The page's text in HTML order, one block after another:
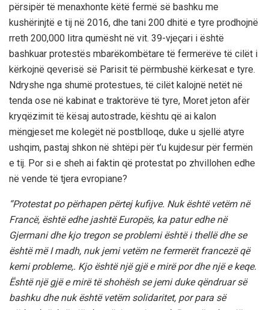
përsipër të menaxhonte këtë fermë së bashku me
kushërinjtë e tij në 2016, dhe tani 200 dhitë e tyre prodhojnë
rreth 200,000 litra qumësht në vit. 39-vjeçari i është
bashkuar protestës mbarëkombëtare të fermerëve të cilët i
kërkojnë qeverisë së Parisit të përmbushë kërkesat e tyre.
Ndryshe nga shumë protestues, të cilët kalojnë netët në
tenda ose në kabinat e traktorëve të tyre, Moret jeton afër
kryqëzimit të kësaj autostrade, kështu që ai kalon
mëngjeset me kolegët në postblloqe, duke u sjellë atyre
ushqim, pastaj shkon në shtëpi për t’u kujdesur për fermën
e tij. Por si e sheh ai faktin që protestat po zhvillohen edhe
në vende të tjera evropiane?
“Protestat po përhapen përtej kufijve. Nuk është vetëm në
Francë, është edhe jashtë Europës, ka patur edhe në
Gjermani dhe kjo tregon se problemi është i thellë dhe se
është më I madh, nuk jemi vetëm ne fermerët francezë që
kemi probleme,. Kjo është një gjë e mirë por dhe një e keqe.
Është një gjë e mirë të shohësh se jemi duke qëndruar së
bashku dhe nuk është vetëm solidaritet, por para së